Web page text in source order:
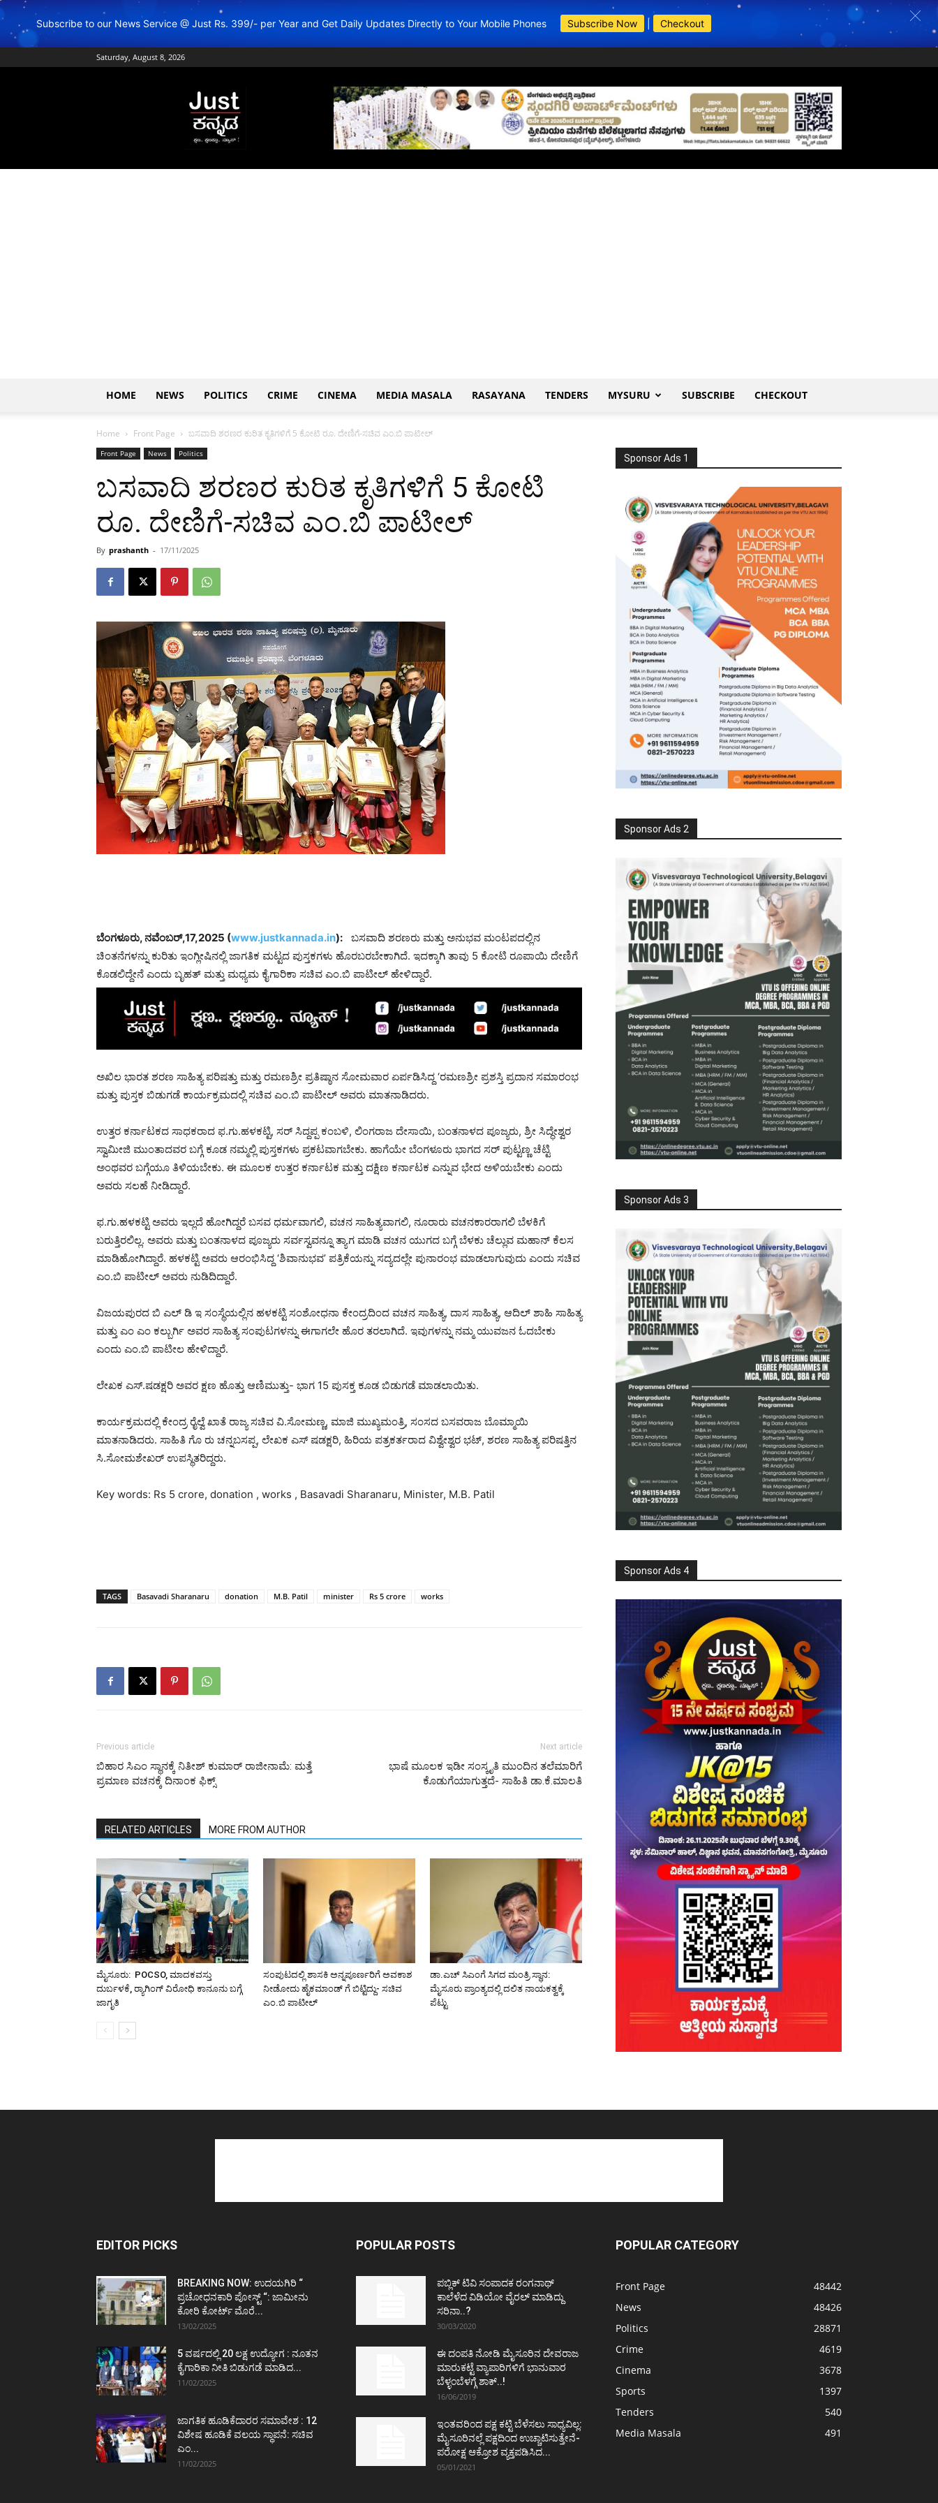
Subscribe to our News Service @ Just Rs. 399/- per Year and Get Daily Updates Directly to Your Mobile Phones Subscribe Now Checkout
Saturday, August 8, 2026
Just
Kannada
–
Online
News
ಕನ್ನಡ
BDA Apartments
HOME NEWS POLITICS CRIME CINEMA MEDIA MASALA RASAYANA TENDERS MYSURU SUBSCRIBE CHECKOUT
Home Front Page ಬಸವಾದಿ ಶರಣರ ಕುರಿತ ಕೃತಿಗಳಿಗೆ 5 ಕೋಟಿ ರೂ. ದೇಣಿಗೆ-ಸಚಿವ ಎಂ‌.ಬಿ ಪಾಟೀಲ್
Front Page News Politics
ಬಸವಾದಿ ಶರಣರ ಕುರಿತ ಕೃತಿಗಳಿಗೆ 5 ಕೋಟಿ
ರೂ. ದೇಣಿಗೆ-ಸಚಿವ ಎಂ‌.ಬಿ ಪಾಟೀಲ್
By prashanth - 17/11/2025
ಬೆಂಗಳೂರು, ನವೆಂಬರ್,17,2025 (www.justkannada.in): ಬಸವಾದಿ ಶರಣರು ಮತ್ತು ಅನುಭವ ಮಂಟಪದಲ್ಲಿನ
ಚಿಂತನೆಗಳನ್ನು ಕುರಿತು ಇಂಗ್ಲೀಷಿನಲ್ಲಿ ಜಾಗತಿಕ ಮಟ್ಟದ ಪುಸ್ತಕಗಳು ಹೊರಬರಬೇಕಾಗಿದೆ. ಇದಕ್ಕಾಗಿ ತಾವು 5 ಕೋಟಿ ರೂಪಾಯಿ ದೇಣಿಗೆ
ಕೊಡಲಿದ್ದೇನೆ ಎಂದು ಬೃಹತ್ ಮತ್ತು ಮಧ್ಯಮ ಕೈಗಾರಿಕಾ ಸಚಿವ ಎಂ.ಬಿ ಪಾಟೀಲ್ ಹೇಳಿದ್ದಾರೆ.
ಅಖಿಲ ಭಾರತ ಶರಣ ಸಾಹಿತ್ಯ ಪರಿಷತ್ತು ಮತ್ತು ರಮಣಶ್ರೀ ಪ್ರತಿಷ್ಠಾನ‌ ಸೋಮವಾರ ಏರ್ಪಡಿಸಿದ್ದ ‘ರಮಣಶ್ರೀ ಪ್ರಶಸ್ತಿ ಪ್ರದಾನ ಸಮಾರಂಭ
ಮತ್ತು ಪುಸ್ತಕ ಬಿಡುಗಡೆ ಕಾರ್ಯಕ್ರಮದಲ್ಲಿ ಸಚಿವ ಎಂ.ಬಿ ಪಾಟೀಲ್ ಅವರು ಮಾತನಾಡಿದರು.
ಉತ್ತರ ಕರ್ನಾಟಕದ ಸಾಧಕರಾದ ಫ.ಗು.ಹಳಕಟ್ಟಿ, ಸರ್ ಸಿದ್ದಪ್ಪ ಕಂಬಳಿ, ಲಿಂಗರಾಜ ದೇಸಾಯಿ, ಬಂತನಾಳದ ಪೂಜ್ಯರು, ಶ್ರೀ ಸಿದ್ಧೇಶ್ವರ
ಸ್ವಾಮೀಜಿ ಮುಂತಾದವರ ಬಗ್ಗೆ ಕೂಡ ನಮ್ಮಲ್ಲಿ ಪುಸ್ತಕಗಳು ಪ್ರಕಟವಾಗಬೇಕು. ಹಾಗೆಯೇ ಬೆಂಗಳೂರು ಭಾಗದ ಸರ್ ಪುಟ್ಟಣ್ಣ ಚೆಟ್ಟಿ
ಅಂಥವರ ಬಗ್ಗೆಯೂ ತಿಳಿಯಬೇಕು. ಈ ಮೂಲಕ ಉತ್ತರ ಕರ್ನಾಟಕ ಮತ್ತು ದಕ್ಷಿಣ ಕರ್ನಾಟಕ ಎನ್ನುವ ಭೇದ ಅಳಿಯಬೇಕು ಎಂದು
ಅವರು ಸಲಹೆ ನೀಡಿದ್ದಾರೆ.
ಫ.ಗು.ಹಳಕಟ್ಟಿ ಅವರು ಇಲ್ಲದೆ ಹೋಗಿದ್ದರೆ ಬಸವ ಧರ್ಮವಾಗಲಿ, ವಚನ ಸಾಹಿತ್ಯವಾಗಲಿ, ನೂರಾರು ವಚನಕಾರರಾಗಲಿ ಬೆಳಕಿಗೆ
ಬರುತ್ತಿರಲಿಲ್ಲ. ಅವರು ಮತ್ತು ಬಂತನಾಳದ ಪೂಜ್ಯರು ಸರ್ವಸ್ವವನ್ನೂ ತ್ಯಾಗ ಮಾಡಿ ವಚನ ಯುಗದ ಬಗ್ಗೆ ಬೆಳಕು ಚೆಲ್ಲುವ ಮಹಾನ್ ಕೆಲಸ
ಮಾಡಿಹೋಗಿದ್ದಾರೆ. ಹಳಕಟ್ಟಿ ಅವರು ಆರಂಭಿಸಿದ್ದ ‘ಶಿವಾನುಭವ’ ಪತ್ರಿಕೆಯನ್ನು ಸದ್ಯದಲ್ಲೇ ಪುನಾರಂಭ ಮಾಡಲಾಗುವುದು ಎಂದು ಸಚಿವ
ಎಂ.ಬಿ ಪಾಟೀಲ್ ಅವರು ನುಡಿದಿದ್ದಾರೆ.
ವಿಜಯಪುರದ ಬಿ ಎಲ್ ಡಿ ಇ ಸಂಸ್ಥೆಯಲ್ಲಿನ‌ ಹಳಕಟ್ಟಿ ಸಂಶೋಧನಾ ಕೇಂದ್ರದಿಂದ ವಚನ ಸಾಹಿತ್ಯ, ದಾಸ ಸಾಹಿತ್ಯ, ಆದಿಲ್ ಶಾಹಿ ಸಾಹಿತ್ಯ
ಮತ್ತು ಎಂ ಎಂ‌ ಕಲ್ಬುರ್ಗಿ ಅವರ ಸಾಹಿತ್ಯ ಸಂಪುಟಗಳನ್ನು ಈಗಾಗಲೇ ಹೊರ ತರಲಾಗಿದೆ. ಇವುಗಳನ್ನು ನಮ್ಮ ಯುವಜನ ಓದಬೇಕು
ಎಂದು ಎಂ.ಬಿ ಪಾಟೀಲ ಹೇಳಿದ್ದಾರೆ.
ಲೇಖಕ ಎಸ್.ಷಡಕ್ಷರಿ ಅವರ ಕ್ಷಣ ಹೊತ್ತು ಆಣಿಮುತ್ತು- ಭಾಗ 15 ಪುಸಕ್ತ ಕೂಡ ಬಿಡುಗಡೆ ಮಾಡಲಾಯಿತು.
ಕಾರ್ಯಕ್ರಮದಲ್ಲಿ ಕೇಂದ್ರ ರೈಲ್ವೆ ಖಾತೆ ರಾಜ್ಯ ಸಚಿವ ವಿ.ಸೋಮಣ್ಣ, ಮಾಜಿ ಮುಖ್ಯಮಂತ್ರಿ, ಸಂಸದ ಬಸವರಾಜ ಬೊಮ್ಮಾಯಿ
ಮಾತನಾಡಿದರು. ಸಾಹಿತಿ ಗೊ ರು ಚನ್ನಬಸಪ್ಪ, ಲೇಖಕ ಎಸ್ ಷಡಕ್ಷರಿ, ಹಿರಿಯ ಪತ್ರಕರ್ತರಾದ ವಿಶ್ವೇಶ್ವರ ಭಟ್, ಶರಣ ಸಾಹಿತ್ಯ ಪರಿಷತ್ತಿನ
ಸಿ.ಸೋಮಶೇಖರ್ ಉಪಸ್ಥಿತರಿದ್ದರು.
Key words: Rs 5 crore, donation , works , Basavadi Sharanaru, Minister, M.B. Patil
TAGS Basavadi Sharanaru donation M.B. Patil minister Rs 5 crore works
Previous article
ಬಿಹಾರ ಸಿಎಂ ಸ್ಥಾನಕ್ಕೆ ನಿತೀಶ್ ಕುಮಾರ್ ರಾಜೀನಾಮೆ: ಮತ್ತೆ
ಪ್ರಮಾಣ ವಚನಕ್ಕೆ ದಿನಾಂಕ ಫಿಕ್ಸ್
Next article
ಭಾಷೆ ಮೂಲಕ ಇಡೀ ಸಂಸ್ಕೃತಿ ಮುಂದಿನ ತಲೆಮಾರಿಗೆ
ಕೊಡುಗೆಯಾಗುತ್ತದೆ- ಸಾಹಿತಿ ಡಾ.ಕೆ.ಮಾಲತಿ
RELATED ARTICLES MORE FROM AUTHOR
ಮೈಸೂರು: POCSO, ಮಾದಕವಸ್ತು
ದುರ್ಬಳಕೆ, ರ‍್ಯಾಗಿಂಗ್‌ ವಿರೋಧಿ ಕಾನೂನು ಬಗ್ಗೆ
ಜಾಗೃತಿ
ಸಂಪುಟದಲ್ಲಿ ಶಾಸಕಿ ಅನ್ನಪೂರ್ಣರಿಗೆ ಅವಕಾಶ
ನೀಡೋದು ಹೈಕಮಾಂಡ್ ಗೆ ಬಿಟ್ಟಿದ್ದು- ಸಚಿವ
ಎಂ.ಬಿ ಪಾಟೀಲ್
ಡಾ.ಎಚ್‌ ಸಿಎಂಗೆ ಸಿಗದ ಮಂತ್ರಿ ಸ್ಥಾನ:
ಮೈಸೂರು ಪ್ರಾಂತ್ಯದಲ್ಲಿ ದಲಿತ ನಾಯಕತ್ವಕ್ಕೆ
ಪೆಟ್ಟು
Sponsor Ads 1
Sponsor Ads 2
Sponsor Ads 3
Sponsor Ads 4
EDITOR PICKS
BREAKING NOW: ಉದಯಗಿರಿ “
ಪ್ರಚೋಧನಕಾರಿ ಪೋಸ್ಟ್‌ “: ಜಾಮೀನು
ಕೋರಿ ಕೋರ್ಟ್‌ ಮೊರೆ...
13/02/2025
5 ವರ್ಷದಲ್ಲಿ 20 ಲಕ್ಷ ಉದ್ಯೋಗ : ನೂತನ
ಕೈಗಾರಿಕಾ ನೀತಿ ಬಿಡುಗಡೆ ಮಾಡಿದ...
11/02/2025
ಜಾಗತಿಕ ಹೂಡಿಕೆದಾರರ ಸಮಾವೇಶ : 12
ವಿಶೇಷ ಹೂಡಿಕೆ ವಲಯ ಸ್ಥಾಪನೆ: ಸಚಿವ
ಎಂ...
11/02/2025
POPULAR POSTS
ಪಬ್ಲಿಕ್ ಟಿವಿ ಸಂಪಾದಕ ರಂಗನಾಥ್
ಕಾಲೆಳೆದ ವಿಡಿಯೋ ವೈರಲ್ ಮಾಡಿದ್ದು
ಸರಿನಾ..?
30/03/2020
ಈ ದಂಪತಿ ನೋಡಿ ಮೈಸೂರಿನ ದೇವರಾಜ
ಮಾರುಕಟ್ಟೆ ವ್ಯಾಪಾರಿಗಳಿಗೆ ಭಾನುವಾರ
ಬೆಳ್ಳಂಬೆಳಗ್ಗೆ ಶಾಕ್..!
16/06/2019
ಇಂತವರಿಂದ ಪಕ್ಷ ಕಟ್ಟಿ ಬೆಳೆಸಲು ಸಾಧ್ಯವಿಲ್ಲ:
ಮೈಸೂರಿನಲ್ಲೆ ಪಕ್ಷದಿಂದ ಉಚ್ಚಾಟಿಸುತ್ತೇನೆ-
ಪರೋಕ್ಷ ಆಕ್ರೋಶ ವ್ಯಕ್ತಪಡಿಸಿದ...
05/01/2021
POPULAR CATEGORY
Front Page
48442
News
48426
Politics
28871
Crime
4619
Cinema
3678
Sports
1397
Tenders
540
Media Masala
491